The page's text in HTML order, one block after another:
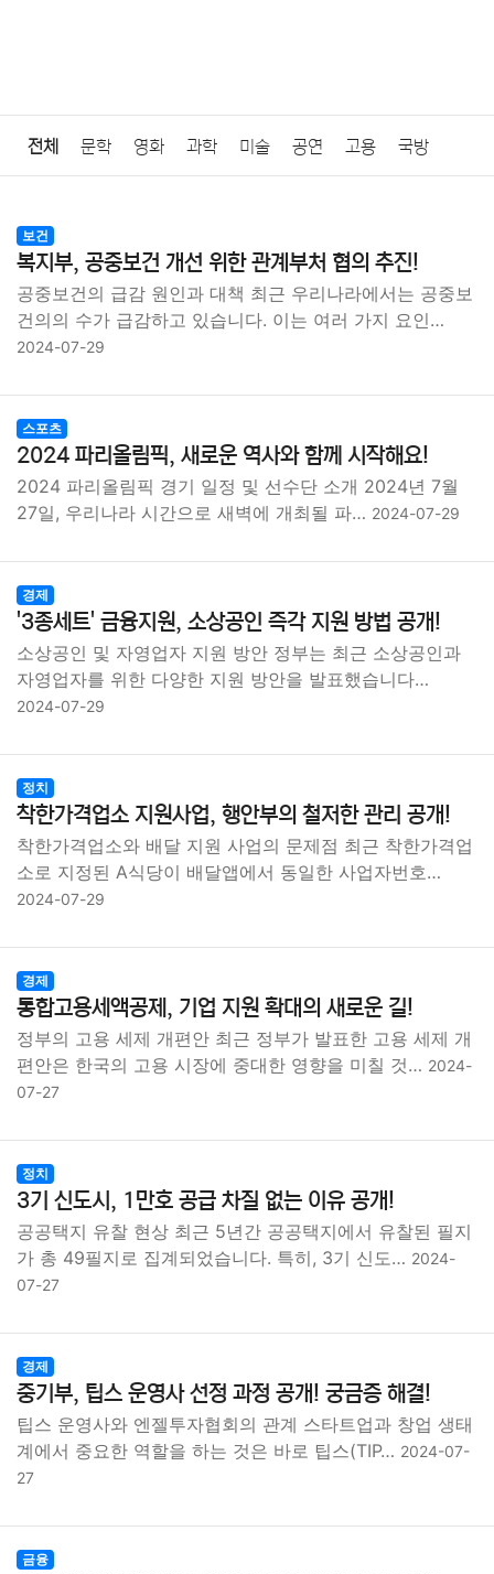
전체 문학 영화 과학 미술 공연 고용 국방
질병 가요 방송 일상 주식 암호화폐 블록체인
결혼 육아 반려동물 패션 미용 증권 인테리어
대출 자동차 취미 여행 맛집 IT 컴퓨터 기술
종교 사회 정치 건강 의료 의학 경제 마케팅
보건
복지부, 공중보건 개선 위한 관계부처 협의 추진!
공중보건의 급감 원인과 대책 최근 우리나라에서는 공중보
건의의 수가 급감하고 있습니다. 이는 여러 가지 요인…
2024-07-29
스포츠
2024 파리올림픽, 새로운 역사와 함께 시작해요!
2024 파리올림픽 경기 일정 및 선수단 소개 2024년 7월
27일, 우리나라 시간으로 새벽에 개최될 파… 2024-07-29
경제
'3종세트' 금융지원, 소상공인 즉각 지원 방법 공개!
소상공인 및 자영업자 지원 방안 정부는 최근 소상공인과
자영업자를 위한 다양한 지원 방안을 발표했습니다…
2024-07-29
정치
착한가격업소 지원사업, 행안부의 철저한 관리 공개!
착한가격업소와 배달 지원 사업의 문제점 최근 착한가격업
소로 지정된 A식당이 배달앱에서 동일한 사업자번호…
2024-07-29
경제
통합고용세액공제, 기업 지원 확대의 새로운 길!
정부의 고용 세제 개편안 최근 정부가 발표한 고용 세제 개
편안은 한국의 고용 시장에 중대한 영향을 미칠 것… 2024-
07-27
정치
3기 신도시, 1만호 공급 차질 없는 이유 공개!
공공택지 유찰 현상 최근 5년간 공공택지에서 유찰된 필지
가 총 49필지로 집계되었습니다. 특히, 3기 신도… 2024-
07-27
경제
중기부, 팁스 운영사 선정 과정 공개! 궁금증 해결!
팁스 운영사와 엔젤투자협회의 관계 스타트업과 창업 생태
계에서 중요한 역할을 하는 것은 바로 팁스(TIP… 2024-07-
27
금융